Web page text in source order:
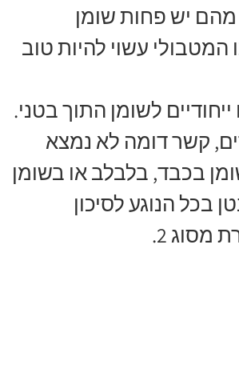
יש פחות שומן
המטבולי עשוי להיות טוב
לשומן התוך בטני.
קשר דומה לא נמצא
בכבד, בלבלב או בשומן
בכל הנוגע לסיכון
מסוג 2.